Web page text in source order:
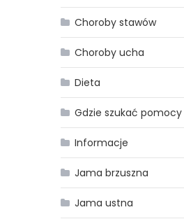
Choroby stawów
Choroby ucha
Dieta
Gdzie szukać pomocy
Informacje
Jama brzuszna
Jama ustna